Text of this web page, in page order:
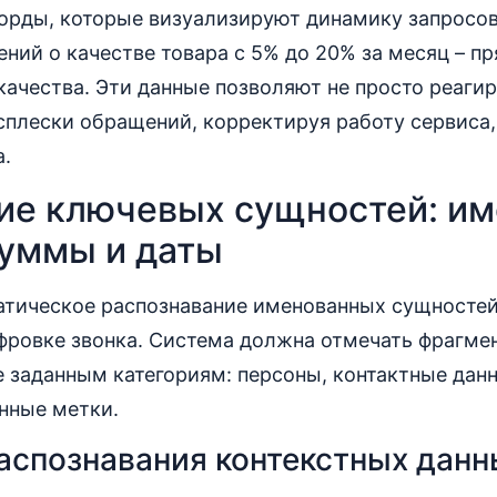
которые визуализируют динамику
о качестве товара с 5% до 20% за месяц –
Эти данные позволяют не просто
обращений, корректируя работу
ключевых сущностей:
и даты
распознавание именованных
звонка. Система должна отмечать
категориям: персоны, контактные
метки.
контекстных